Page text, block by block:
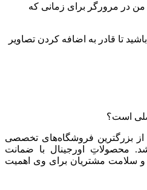
من در مرورگر برای زمانی که
تا قادر به اضافه کردن تصاویر
از بزرگترین فروشگاه‌های تخصصی
محصولاتِ اورجینال با ضمانت
سلامت مشتریان برای وی اهمیت